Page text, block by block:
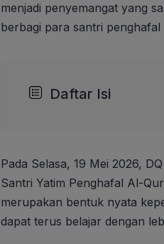
menjadi penyemangat yang
berbagi para santri
Daftar Isi
Pada Selasa, 19 Mei 2026,
Santri Yatim Penghafal Al-
merupakan bentuk nyata
dapat terus belajar dengan